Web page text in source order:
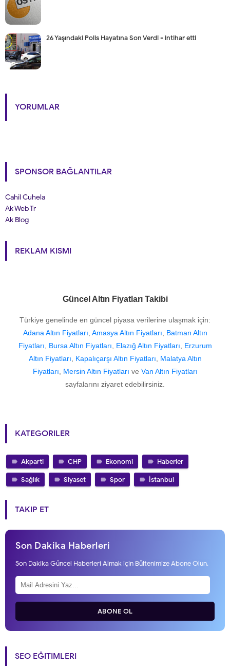
26 Yaşındaki Polis Hayatına Son Verdi - intihar etti
YORUMLAR
SPONSOR BAĞLANTILAR
Cahil Cuhela
Ak Web Tr
Ak Blog
REKLAM KISMI
Güncel Altın Fiyatları Takibi
Türkiye genelinde en güncel piyasa verilerine ulaşmak için:
Adana Altın Fiyatları Amasya Altın Fiyatları
Batman Altın
Fiyatları
Bursa Altın Fiyatları Elazığ Altın Fiyatları
Erzurum
Altın Fiyatları
Kapalıçarşı Altın Fiyatları
Malatya Altın
Fiyatları
Mersin Altın Fiyatları ve Van Altın Fiyatları
sayfalarını ziyaret edebilirsiniz.
KATEGORILER
Akparti CHP Ekonomi Haberler
Sağlık Siyaset Spor İstanbul
TAKIP ET
Son Dakika Haberleri
Son Dakika Güncel Haberleri Almak için Bültenimize Abone Olun.
ABONE OL
SEO EĞITIMLERI